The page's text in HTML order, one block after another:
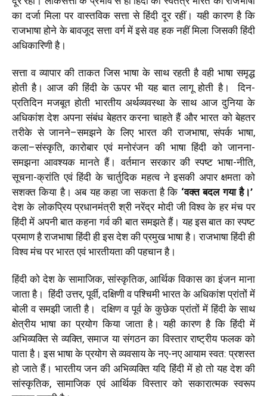
का दर्जा मिला पर वास्तविक सत्ता से हिंदी दूर रहीं। यही कारण है कि
राजभाषा होने के बावजूद सत्ता वर्ग में इसे वह हक नहीं मिला जिसकी हिंदी
अधिकारिणी है।
सत्ता व व्यापार की ताकत जिस भाषा के साथ रहती है वही भाषा समृद्ध
होती है। आज की हिंदी के ऊपर भी यह बात लागू होती है। दिन-
प्रतिदिन मजबूत होती भारतीय अर्थव्यवस्था के साथ आज दुनिया के
अधिकांश देश अपना संबंध बेहतर करना चाहते हैं और भारत को बेहतर
तरीके से जानने–समझने के लिए भारत की राजभाषा, संपर्क भाषा,
कला–संस्कृति, कारोबार एवं मनोरंजन की भाषा हिंदी को जानना-
समझना आवश्यक मानते हैं। वर्तमान सरकार की स्पष्ट भाषा-नीति,
सूचना-क्रांति एवं हिंदी के चार्तुदिक महत्व ने इसकी अपार क्षमता को
सशक्त किया है। अब यह कहा जा सकता है कि ‘वक्त बदल गया है।’
देश के लोकप्रिय प्रधानमंत्री श्री नरेंद्र मोदी जी विश्व के हर मंच पर
हिंदी में अपनी बात कहना गर्व की बात समझते हैं। यह इस बात का स्पष्ट
प्रमाण है राजभाषा हिंदी ही इस देश की प्रमुख भाषा है। राजभाषा हिंदी ही
विश्व मंच पर भारत एवं भारतीयता की पहचान है।
हिंदी को देश के सामाजिक, सांस्कृतिक, आर्थिक विकास का इंजन माना
जाता है। हिंदी उत्तर, पूर्वी, दक्षिणी व पश्चिमी भारत के अधिकांश प्रांतों में
बोली व समझी जाती है। दक्षिण व पूर्व के कुछेक प्रांतों में हिंदी के साथ
क्षेत्रीय भाषा का प्रयोग किया जाता है। यही कारण है कि हिंदी में
अभिव्यक्ति से व्यक्ति, समाज या संगठन का विस्तार राष्ट्रीय फलक को
पाता है। इस भाषा के प्रयोग से व्यवसाय के नए-नए आयाम स्वत: प्रशस्त
हो जाते हैं। भारतीय जन की अभिव्यक्ति यदि हिंदी में हो तो यह देश की
सांस्कृतिक, सामाजिक एवं आर्थिक विस्तार को सकारात्मक स्वरूप